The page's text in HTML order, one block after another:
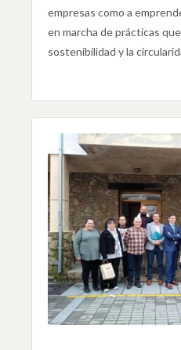
empresas como a
en marcha de prácticas
sostenibilidad y la